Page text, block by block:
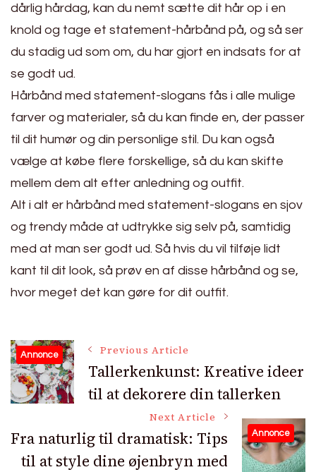
dårlig hårdag, kan du nemt sætte dit hår op i en
knold og tage et statement-hårbånd på, og så ser
du stadig ud som om, du har gjort en indsats for at
se godt ud.
Hårbånd med statement-slogans fås i alle mulige
farver og materialer, så du kan finde en, der passer
til dit humør og din personlige stil. Du kan også
vælge at købe flere forskellige, så du kan skifte
mellem dem alt efter anledning og outfit.
Alt i alt er hårbånd med statement-slogans en sjov
og trendy måde at udtrykke sig selv på, samtidig
med at man ser godt ud. Så hvis du vil tilføje lidt
kant til dit look, så prøv en af disse hårbånd og se,
hvor meget det kan gøre for dit outfit.
Post
Navigation
Annonce Previous Article
Tallerkenkunst: Kreative ideer
til at dekorere din tallerken
Annonce
Next Article
Fra naturlig til dramatisk: Tips
til at style dine øjenbryn med